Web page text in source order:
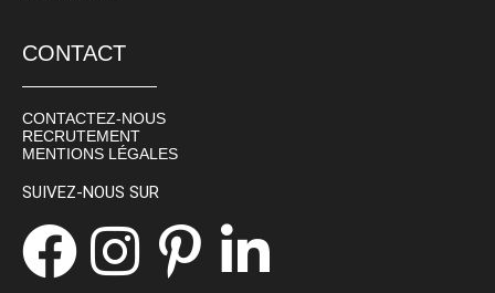
CONTACT
CONTACTEZ-NOUS
RECRUTEMENT
MENTIONS LÉGALES
SUIVEZ-NOUS SUR